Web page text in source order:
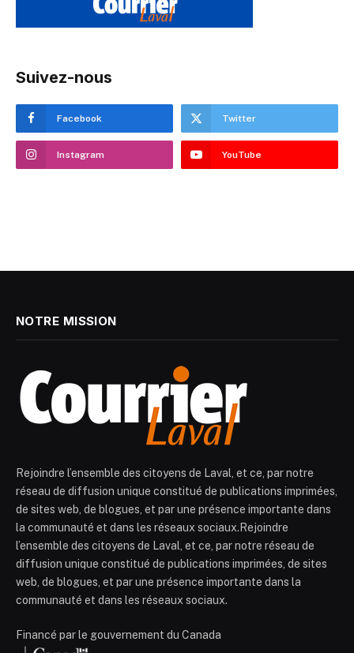
Suivez-nous
Facebook Twitter
Instagram YouTube
NOTRE MISSION
Rejoindre l’ensemble des citoyens de Laval, et ce, par notre
réseau de diffusion unique constitué de publications imprimées,
de sites web, de blogues, et par une présence importante dans
la communauté et dans les réseaux sociaux.Rejoindre
l’ensemble des citoyens de Laval, et ce, par notre réseau de
diffusion unique constitué de publications imprimées, de sites
web, de blogues, et par une présence importante dans la
communauté et dans les réseaux sociaux.
Financé par le gouvernement du Canada